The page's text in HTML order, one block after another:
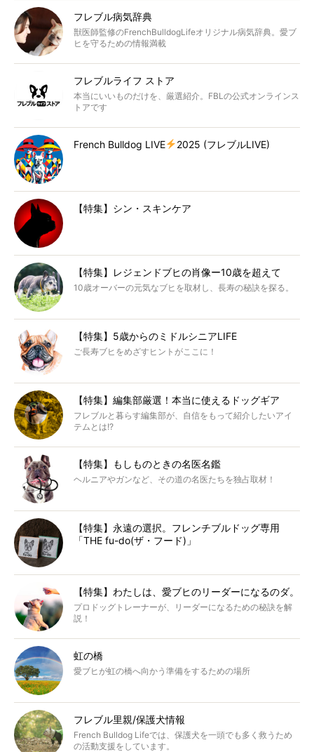
フレブル病気辞典
獣医師監修のFrenchBulldogLifeオリジナル病気辞典。愛ブ
ヒを守るための情報満載
フレブルライフ ストア
本当にいいものだけを、厳選紹介。FBLの公式オンラインス
トアです
French Bulldog LIVE 2025 (フレブルLIVE)
【特集】シン・スキンケア
【特集】レジェンドブヒの肖像ー10歳を超えて
10歳オーバーの元気なブヒを取材し、長寿の秘訣を探る。
【特集】5歳からのミドルシニアLIFE
ご長寿ブヒをめざすヒントがここに！
【特集】編集部厳選！本当に使えるドッグギア
フレブルと暮らす編集部が、自信をもって紹介したいアイ
テムとは!?
【特集】もしものときの名医名鑑
ヘルニアやガンなど、その道の名医たちを独占取材！
【特集】永遠の選択。フレンチブルドッグ専用
「THE fu-do(ザ・フード)」
【特集】わたしは、愛ブヒのリーダーになるのダ。
プロドッグトレーナーが、リーダーになるための秘訣を解
説！
虹の橋
愛ブヒが虹の橋へ向かう準備をするための場所
フレブル里親/保護犬情報
French Bulldog Lifeでは、保護犬を一頭でも多く救うため
の活動支援をしています。